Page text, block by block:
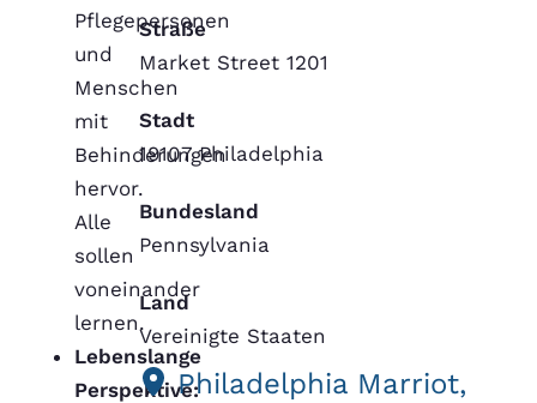
Pflegepersonen
und
Menschen
mit
Behinderungen
hervor.
Alle
sollen
voneinander
lernen.
Lebenslange
Perspektive:
Straße
Market Street 1201
Stadt
19107 Philadelphia
Bundesland
Pennsylvania
Land
Vereinigte Staaten
Philadelphia Marriot,